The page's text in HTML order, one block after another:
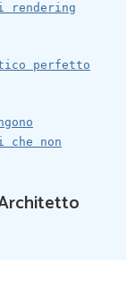
rendering
perfetto
non